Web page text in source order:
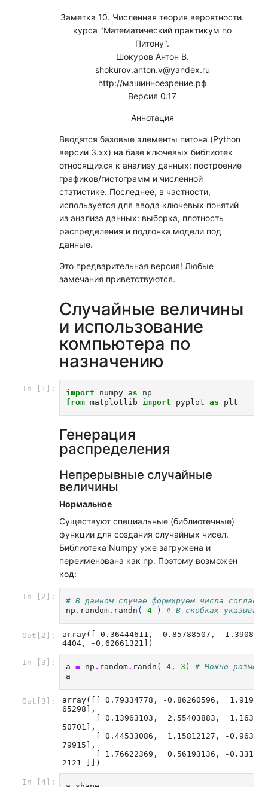
Заметка 10. Численная теория вероятности.
курса
Математический практикум по
Питону .
Шокуров Антон В.
shokurov.anton.v@yandex.ru
http://машинноезрение.рф
Версия 0.17
Аннотация
Вводятся базовые элементы питона (Python
версии 3.xx) на базе ключевых библиотек
относящихся к анализу данных: построение
графиков/гистограмм и численной
статистике. Последнее, в частности,
используется для ввода ключевых понятий
из анализа данных: выборка, плотность
распределения и подгонка модели под
данные.
Это предварительная версия! Любые
замечания приветствуются.
Случайные величины
и использование
компьютера по
назначению
In [1]: import numpy as
np
from matplotlib import pyplot as plt
Генерация
распределения
Непрерывные случайные
величины
Нормальное
Существуют специальные (библиотечные)
функции для создания случайных чисел.
Библиотека Numpy уже загружена и
переименована как np. Поэтому возможен
код:
In [2]:
# В данном случае формируем числа
np . random. randn ( 4 ) # В скобках
Out[2]:
array([-0.36444611,  0.85788507, -1.3908
4404, -0.62661321])
In [3]: a = np . random. randn ( 4 , 3 )
# Можно
a
Out[3]:
array([[ 0.79334778, -0.86260596,  1.919
65298],
50701],
79915],
2121 ]])
In [4]: